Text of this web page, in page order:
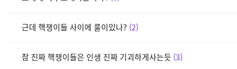
근데 핵쟁이들 사이에 룰이있나? 2
참 진짜 핵쟁이들은 인생 진짜 기괴하게사는듯 3